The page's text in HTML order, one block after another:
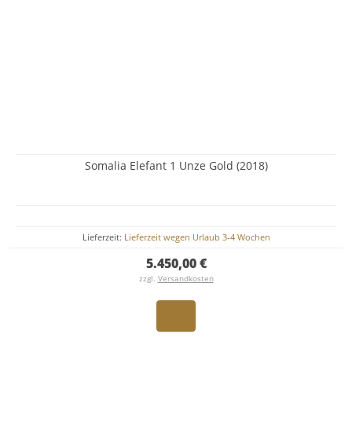
Somalia Elefant 1 Unze Gold (2018)
Lieferzeit: Lieferzeit wegen Urlaub 3-4 Wochen
5.450,00 €
zzgl. Versandkosten